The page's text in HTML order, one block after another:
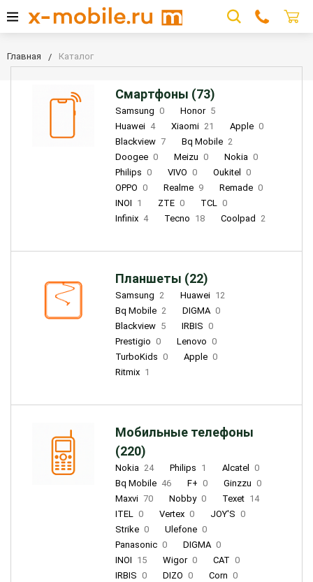
Главная Каталог
Смартфоны (73)
Samsung 0 Honor 5
Huawei 4 Xiaomi 21 Apple 0
Blackview 7 Bq Mobile 2
Doogee 0 Meizu 0 Nokia 0
Philips 0 VIVO 0 Oukitel
0
OPPO 0 Realme 9 Remade 0
INOI 1 ZTE 0 TCL 0
Infinix 4 Tecno 18 Coolpad 2
Планшеты (22)
Samsung 2 Huawei 12
Bq Mobile 2 DIGMA 0
Blackview 5 IRBIS 0
Prestigio 0 Lenovo 0
TurboKids 0 Apple 0
Ritmix 1
Мобильные телефоны
(220)
Nokia 24 Philips 1 Alcatel
0
Bq Mobile 46 F+ 0 Ginzzu 0
Maxvi 70 Nobby 0 Texet 14
ITEL 0 Vertex 0 JOY'S 0
Strike 0 Ulefone 0
Panasonic 0 DIGMA 0
INOI 15 Wigor 0 CAT 0
IRBIS 0 DIZO 0 Corn 0